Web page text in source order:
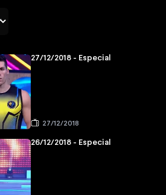
27/12/2018 - Especial
27/12/2018
26/12/2018 - Especial